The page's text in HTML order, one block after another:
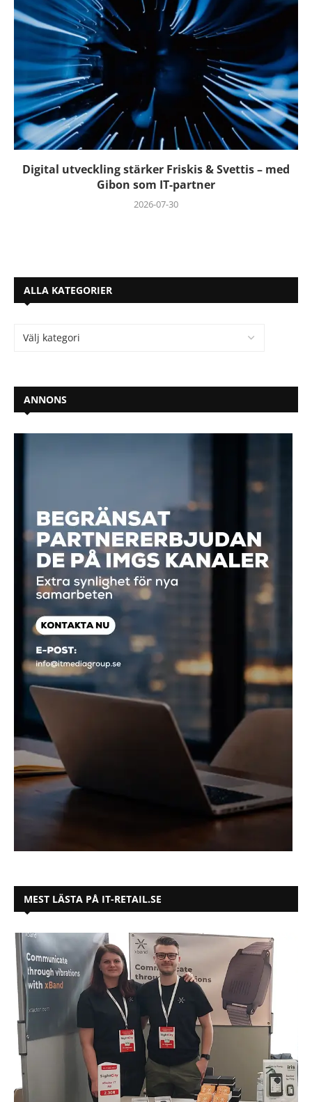
Digital utveckling stärker Friskis & Svettis – med
Gibon som IT-partner
2026-07-30
ALLA KATEGORIER
ANNONS
MEST LÄSTA PÅ IT-RETAIL.SE